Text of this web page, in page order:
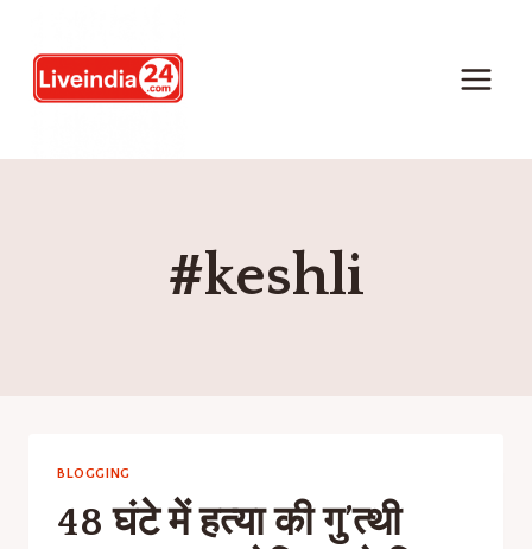
#keshli
BLOGGING
48 घंटे में हत्या की गु’त्थी